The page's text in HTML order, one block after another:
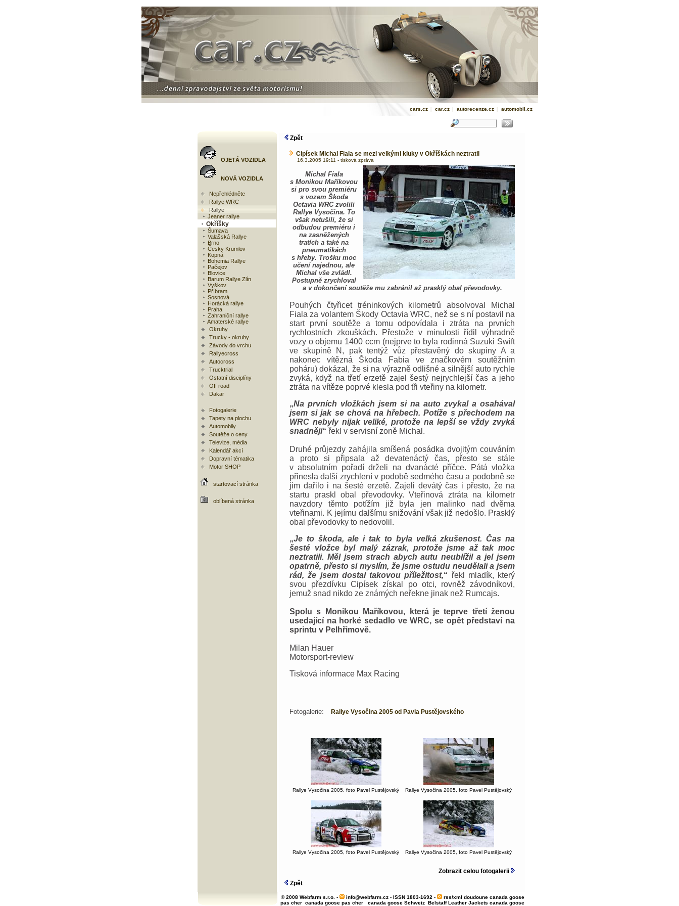
cars.cz | car.cz | autorecenze.cz | automobil.cz
OJETÁ VOZIDLA
NOVÁ VOZIDLA
Nepřehlédněte
Rallye WRC
Rallye
Jeaner rallye
Okříšky
Šumava
Valašská Rallye
Brno
Česky Krumlov
Kopná
Bohemia Rallye
Pačejov
Blovice
Barum Rallye Zlín
Vyškov
Příbram
Sosnová
Horácká rallye
Praha
Zahraniční rallye
Amaterské rallye
Okruhy
Trucky - okruhy
Závody do vrchu
Rallyecross
Autocross
Trucktrial
Ostatní disciplíny
Off road
Dakar
Fotogalerie
Tapety na plochu
Automobily
Soutěže o ceny
Televize, média
Kalendář akcí
Dopravní tématika
Motor SHOP
startovací stránka
oblíbená stránka
Zpět
Cipísek Michal Fiala se mezi velkými kluky v Okříškách neztratil
16.3.2005 19:11 - tisková zpráva
Michal Fiala
s Monikou Maříkovou
si pro svou premiéru
s vozem Škoda
Octavia WRC zvolili
Rallye Vysočina. To
však netušili, že si
odbudou premiéru i
na zasněžených
tratích a také na
pneumatikách
s hřeby. Trošku moc
učení najednou, ale
Michal vše zvládl.
Postupně zrychloval
a v dokončení soutěže mu zabránil až prasklý obal převodovky.
Pouhých čtyřicet tréninkových kilometrů absolvoval Michal
Fiala za volantem Škody Octavia WRC, než se s ní postavil na
start první soutěže a tomu odpovídala i ztráta na prvních
rychlostních zkouškách. Přestože v minulosti řídil výhradně
vozy o objemu 1400 ccm (nejprve to byla rodinná Suzuki Swift
ve skupině N, pak tentýž vůz přestavěný do skupiny A a
nakonec vítězná Škoda Fabia ve značkovém soutěžním
poháru) dokázal, že si na výrazně odlišné a silnější auto rychle
zvyká, když na třetí erzetě zajel šestý nejrychlejší čas a jeho
ztráta na vítěze poprvé klesla pod tři vteřiny na kilometr.
„Na prvních vložkách jsem si na auto zvykal a osahával
jsem si jak se chová na hřebech. Potíže s přechodem na
WRC nebyly nijak veliké, protože na lepší se vždy zvyká
snadněji“ řekl v servisní zoně Michal.
Druhé průjezdy zahájila smíšená posádka dvojitým couváním
a proto si připsala až devatenáctý čas, přesto se stále
v absolutním pořadí drželi na dvanácté příčce. Pátá vložka
přinesla další zrychlení v podobě sedmého času a podobně se
jim dařilo i na šesté erzetě. Zajeli devátý čas i přesto, že na
startu praskl obal převodovky. Vteřinová ztráta na kilometr
navzdory těmto potížím již byla jen malinko nad dvěma
vteřinami. K jejímu dalšímu snižování však již nedošlo. Prasklý
obal převodovky to nedovolil.
„Je to škoda, ale i tak to byla velká zkušenost. Čas na
šesté vložce byl malý zázrak, protože jsme až tak moc
neztratili. Měl jsem strach abych autu neublížil a jel jsem
opatrně, přesto si myslím, že jsme ostudu neudělali a jsem
rád, že jsem dostal takovou příležitost,“ řekl mladík, který
svou přezdívku Cipísek získal po otci, rovněž závodníkovi,
jemuž snad nikdo ze známých neřekne jinak než Rumcajs.
Spolu s Monikou Maříkovou, která je teprve třetí ženou
usedající na horké sedadlo ve WRC, se opět představí na
sprintu v Pelhřimově.
Milan Hauer
Motorsport-review
Tisková informace Max Racing
Fotogalerie: Rallye Vysočina 2005 od Pavla Pustějovského
Rallye Vysočina 2005, foto Pavel Pustějovský Rallye Vysočina 2005, foto Pavel Pustějovský
Rallye Vysočina 2005, foto Pavel Pustějovský Rallye Vysočina 2005, foto Pavel Pustějovský
Zobrazit celou fotogalerii
Zpět
© 2008 Webfarm s.r.o. - info@webfarm.cz- ISSN 1803-1692 - rss/xml doudoune canada goose
pas cher canada goose pas cher canada goose Schweiz Belstaff Leather Jackets canada goose